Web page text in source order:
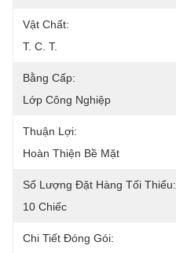
Vật Chất:
T. C. T.
Bằng Cấp:
Lớp Công Nghiệp
Thuận Lợi:
Hoàn Thiện Bề Mặt
Số Lượng Đặt Hàng Tối Thiểu:
10 Chiếc
Chi Tiết Đóng Gói: